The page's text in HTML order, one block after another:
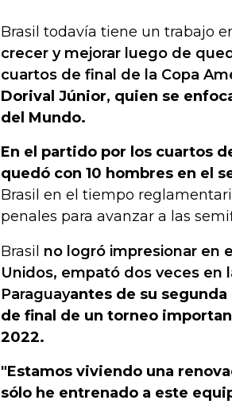
Brasil todavía tiene un trabajo
crecer y mejorar luego de
cuartos de final de la Copa
Dorival Júnior, quien se
del Mundo.
En el partido por los cuartos
quedó con 10 hombres en el
Brasil en el tiempo
penales para avanzar a las
Brasil no logró impresionar en
Unidos, empató dos veces en
Paraguayantes de su
de final de un torneo
2022.
"Estamos viviendo una
sólo he entrenado a este